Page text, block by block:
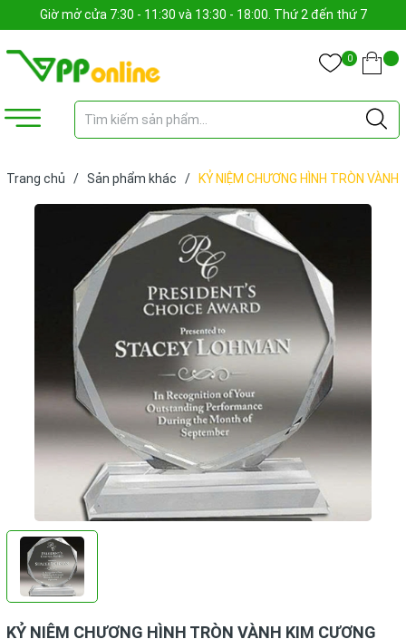
Giờ mở cửa 7:30 - 11:30 và 13:30 - 18:00. Thứ 2 đến thứ 7
0
Trang chủ / Sản phẩm khác /
KỶ NIỆM CHƯƠNG HÌNH TRÒN VÀNH
KỶ NIỆM CHƯƠNG HÌNH TRÒN VÀNH KIM CƯƠNG